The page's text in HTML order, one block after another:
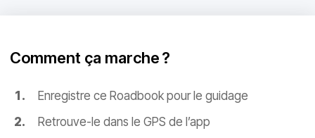
Comment ça marche ?
Enregistre ce Roadbook pour le guidage
Retrouve-le dans le GPS de l’app